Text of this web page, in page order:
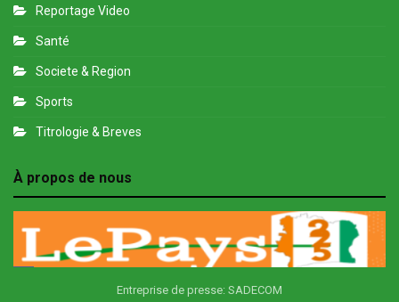
Reportage Video
Santé
Societe & Region
Sports
Titrologie & Breves
À propos de nous
Entreprise de presse: SADECOM